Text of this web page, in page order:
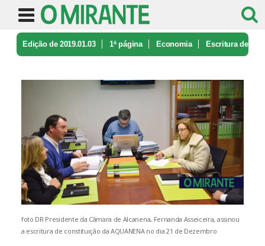
Edição de 2019.01.03 1ª página Economia Escritura de
foto DR Presidente da Câmara de Alcanena, Fernanda Asseiceira, assinou
a escritura de constituição da AQUANENA no dia 21 de Dezembro